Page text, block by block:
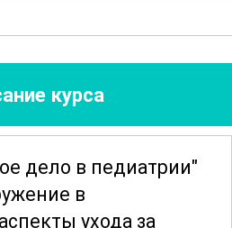
курса
дело в педиатрии"
в
ухода за